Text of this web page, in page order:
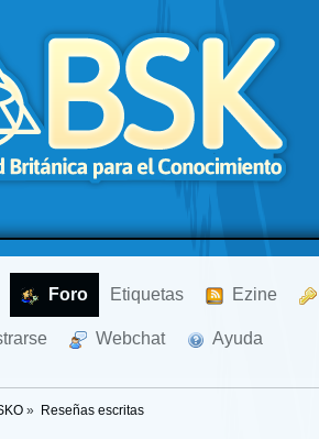
Foro Etiquetas Ezine
Webchat Ayuda
» Reseñas escritas